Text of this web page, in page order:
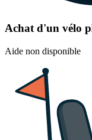
Achat d'un vélo
Aide non disponible